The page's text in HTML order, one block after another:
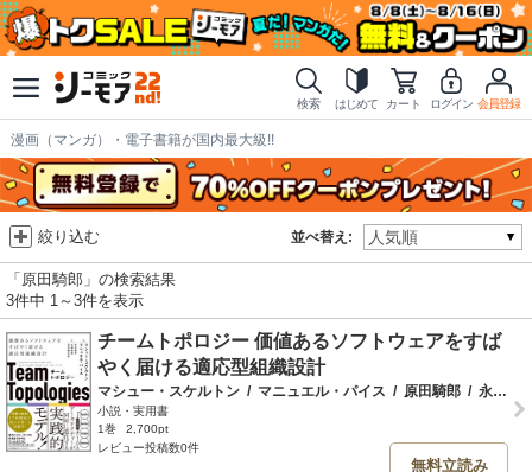
検索 はじめて カート ログイン 会員登録
漫画（マンガ）・電子書籍が国内最大級!!
並べ替え:
絞り込む
「原田騎郎」の検索結果
3件中 1～3件を表示
チームトポロジー 価値あるソフトウェアをすば
やく届ける適応型組織設計
マシュー・スケルトン / マニュエル・パイス / 原田騎郎 / 永瀬美穂
小説・実用書
1巻
2,700pt
レビュー投稿数0件
無料立読み